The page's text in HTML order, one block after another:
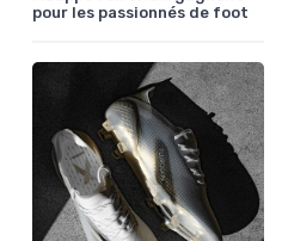
pour les passionnés de foot